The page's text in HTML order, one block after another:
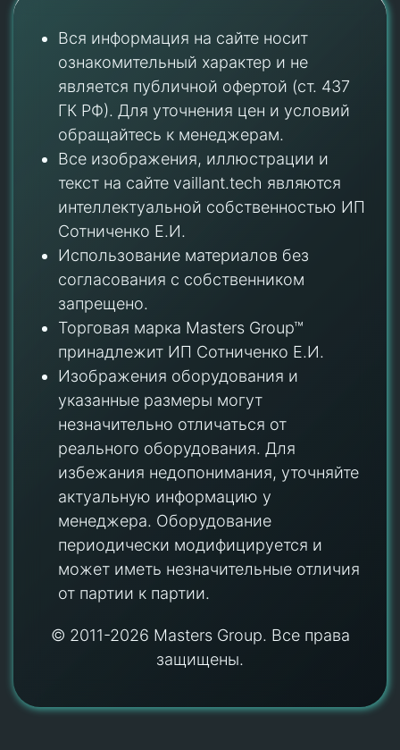
Вся информация на сайте носит
ознакомительный характер и не
является публичной офертой (ст. 437
ГК РФ). Для уточнения цен и условий
обращайтесь к менеджерам.
Все изображения, иллюстрации и
текст на сайте vaillant.tech являются
интеллектуальной собственностью ИП
Сотниченко Е.И.
Использование материалов без
согласования с собственником
запрещено.
Торговая марка Masters Group™
принадлежит ИП Сотниченко Е.И.
Изображения оборудования и
указанные размеры могут
незначительно отличаться от
реального оборудования. Для
избежания недопонимания, уточняйте
актуальную информацию у
менеджера. Оборудование
периодически модифицируется и
может иметь незначительные отличия
от партии к партии.
© 2011-2026 Masters Group. Все права
защищены.